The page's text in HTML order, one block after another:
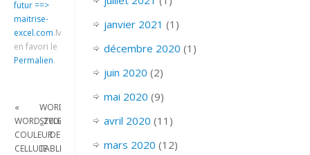
futur ==>
maitrise-
excel.com.Mettre
en favori le
Permalien.
«
WORD_2007_AJOUTER
COULEUR
CELLULE
WORD_2007_EMPLOYER
STYLES
DE
TABLEAU
janvier 2021 (1)
décembre 2020 (1)
juin 2020 (2)
mai 2020 (9)
avril 2020 (11)
mars 2020 (12)